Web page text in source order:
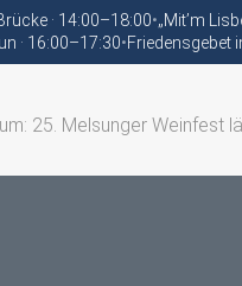
· 14:00–18:00•„Mit’m
· 16:00–17:30•Friedensgebet
25. Melsunger Weinfest